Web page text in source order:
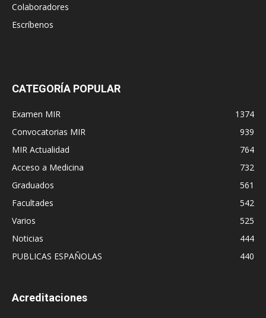
Colaboradores
Escríbenos
CATEGORÍA POPULAR
Examen MIR
1374
Convocatorias MIR
939
MIR Actualidad
764
Acceso a Medicina
732
Graduados
561
Facultades
542
Varios
525
Noticias
444
PUBLICAS ESPAÑOLAS
440
Acreditaciones